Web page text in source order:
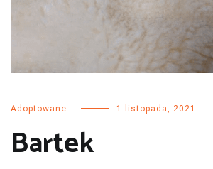
Adoptowane 1 listopada, 2021
Bartek